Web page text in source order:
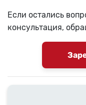
Если остались
консультация,